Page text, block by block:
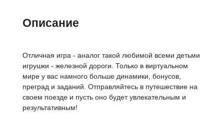
Описание
Отличная игра - аналог такой любимой всеми детьми
игрушки - железной дороги. Только в виртуальном
мире у вас намного больше динамики, бонусов,
преград и заданий. Отправляйтесь в путешествие на
своем поезде и пусть оно будет увлекательным и
результативным!